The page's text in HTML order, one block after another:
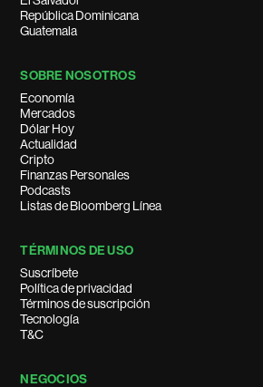
República Dominicana
Guatemala
SOBRE NOSOTROS
Economía
Mercados
Dólar Hoy
Actualidad
Cripto
Finanzas Personales
Podcasts
Listas de Bloomberg Línea
TÉRMINOS DE USO
Suscríbete
Política de privacidad
Términos de suscripción
Tecnología
T&C
NEGOCIOS